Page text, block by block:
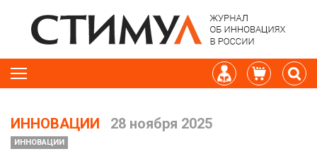
ИННОВАЦИИ 28 ноября 2025
ИННОВАЦИИ